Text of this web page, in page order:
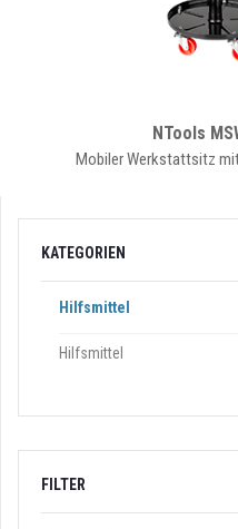
NTools
Mobiler Werkstattsitz
KATEGORIEN
Hilfsmittel
Hilfsmittel
FILTER